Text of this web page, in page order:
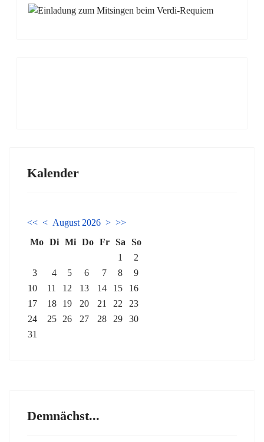
Kalender
<< < August 2026 > >>
Mo Di Mi Do Fr Sa
So
1
2
3
4 5 6 7 8
9
10
11 12 13 14 15
16
17
18 19 20 21 22
23
24
25 26 27 28 29
30
31
Demnächst...